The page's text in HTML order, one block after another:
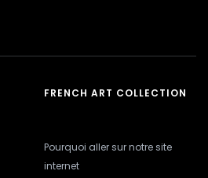
FRENCH ART COLLECTION
Pourquoi aller sur notre site
internet